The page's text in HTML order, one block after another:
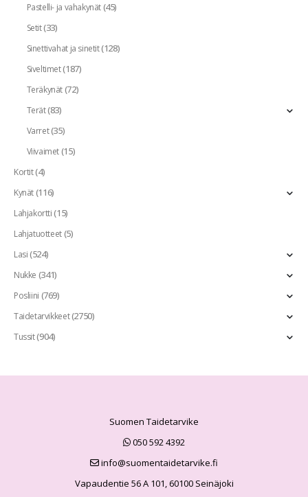
Pastelli- ja vahakynät(45)
Setit(33)
Sinettivahat ja sinetit(128)
Siveltimet(187)
Teräkynät(72)
Terät(83)
Varret(35)
Viivaimet(15)
Kortit(4)
Kynät(116)
Lahjakortti(15)
Lahjatuotteet(5)
Lasi(524)
Nukke (341)
Posliini (769)
Taidetarvikkeet(2750)
Tussit(904)
Suomen Taidetarvike
050 592 4392
info@suomentaidetarvike.fi
Vapaudentie 56 A 101, 60100 Seinäjoki